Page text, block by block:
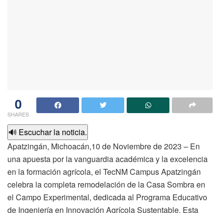
0
SHARES
🔊 Escuchar la noticia.
Apatzingán, Michoacán,10 de Noviembre de 2023 – En
una apuesta por la vanguardia académica y la excelencia
en la formación agrícola, el TecNM Campus Apatzingán
celebra la completa remodelación de la Casa Sombra en
el Campo Experimental, dedicada al Programa Educativo
de Ingeniería en Innovación Agrícola Sustentable. Esta